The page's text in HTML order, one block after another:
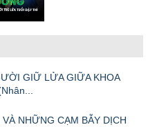
GIỮ LỬA GIỮA KHOA
NHỮNG CẠM BẪY DỊCH